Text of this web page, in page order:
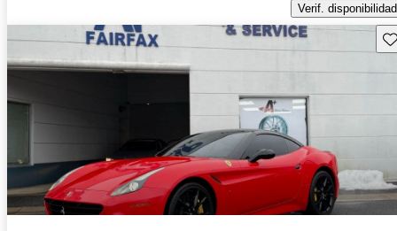
Verif. disponibilidad